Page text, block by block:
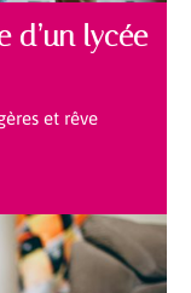
d’un lycée
et rêve